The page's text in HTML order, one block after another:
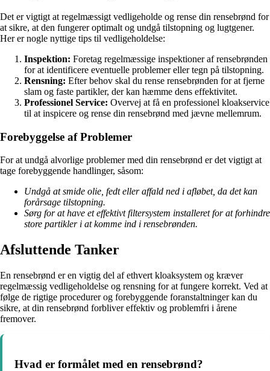
Det er vigtigt at regelmæssigt vedligeholde og rense din rensebrønd for
at sikre, at den fungerer optimalt og undgå tilstopning og lugtgener.
Her er nogle nyttige tips til vedligeholdelse:
Inspektion: Foretag regelmæssige inspektioner af rensebrønden
for at identificere eventuelle problemer eller tegn på tilstopning.
Rensning: Efter behov skal du rense rensebrønden for at fjerne
slam og faste partikler, der kan hæmme dens effektivitet.
Professionel Service: Overvej at få en professionel kloakservice
til at inspicere og rense din rensebrønd med jævne mellemrum.
Forebyggelse af Problemer
For at undgå alvorlige problemer med din rensebrønd er det vigtigt at
tage forebyggende handlinger, såsom:
Undgå at smide olie, fedt eller affald ned i afløbet, da det kan
forårsage tilstopning.
Sørg for at have et effektivt filtersystem installeret for at forhindre
store partikler i at komme ind i rensebrønden.
Afsluttende Tanker
En rensebrønd er en vigtig del af ethvert kloaksystem og kræver
regelmæssig vedligeholdelse og rensning for at fungere korrekt. Ved at
følge de rigtige procedurer og forebyggende foranstaltninger kan du
sikre, at din rensebrønd forbliver effektiv og problemfri i årene
fremover.
Hvad er formålet med en rensebrønd?